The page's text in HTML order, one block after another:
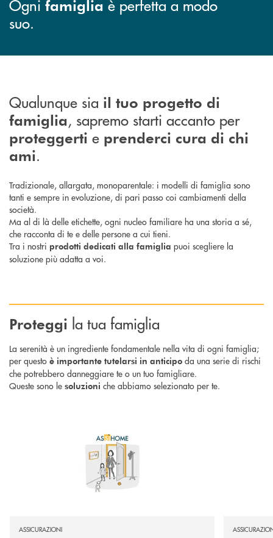
Ogni famiglia è perfetta a modo
suo.
Qualunque sia il tuo progetto di
famiglia, sapremo starti accanto per
proteggerti e prenderci cura di chi
ami.
Tradizionale, allargata, monoparentale: i modelli di famiglia sono
tanti e sempre in evoluzione, di pari passo coi cambiamenti della
società.
Ma al di là delle etichette, ogni nucleo familiare ha una storia a sé,
che racconta di te e delle persone a cui tieni.
Tra i nostri prodotti dedicati alla famiglia puoi scegliere la
soluzione più adatta a voi.
Proteggi la tua famiglia
La serenità è un ingrediente fondamentale nella vita di ogni famiglia;
per questo è importante tutelarsi in anticipo da una serie di rischi
che potrebbero danneggiare te o un tuo famigliare.
Queste sono le soluzioni che abbiamo selezionato per te.
ASSICURAZIONI